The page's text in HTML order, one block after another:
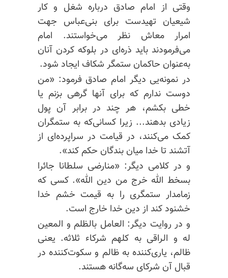
وقتی از امام صادق درباره شغل و کار
شیعیان تهیدست برای بنی‌عباس جهت
امرار معاش نظر می‌خواستند. امام
می‌فرمودند باید ذره‌ای در بلوکه کردن آنان
به‌عنوان حاکمان ستمگر شکاف ایجاد شود.
در نمونه‌یی دیگر امام صادق فرمود: «من
دوست ندارم که برای آنها گرهی بزنم یا
خطی بکشم، هر چند در برابر آن پول
زیادی بدهند... زیرا کسانی‌که به ستمگران
کمک می‌کنند، در قیامت در سراپرده‌ای از
آتشند تا خدا میان بندگان حکم کند».
و در کلامی دیگر: «منارضی سلطانا جائرا
بسخط الله خرج من دین الله». کسی که
زمامدار ستمگری را به قیمت خشم خدا
خشنود کند از دین خدا خارج است.
و در روایت دیگر: العامل بالظلم و المعین
له و الراقی به کلهم شرکاء ثلاثه. یعنی
ظالم، یاری‌کننده به ظالم و سکوت‌کننده در
قبال آن شرکای سه‌گانه هستند.